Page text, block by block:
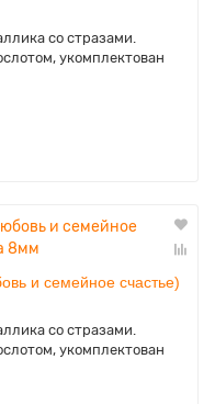
со стразами.
укомплектован
и семейное счастье)
со стразами.
укомплектован